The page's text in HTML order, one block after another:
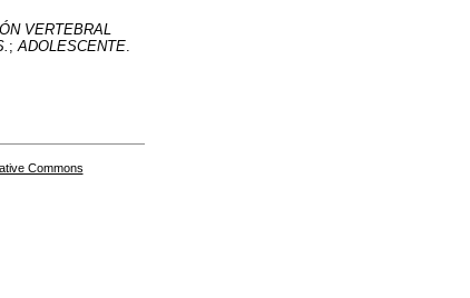
VERTEBRAL
;ADOLESCENTE.
Commons